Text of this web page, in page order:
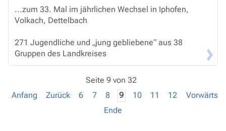
...zum 33. Mal im jährlichen Wechsel in Iphofen,
Volkach, Dettelbach
271 Jugendliche und „jung gebliebene“ aus 38
Gruppen des Landkreises
Seite 9 von 32
Anfang
Zurück 6 7 8 9 10 11 12
Vorwärts
Ende